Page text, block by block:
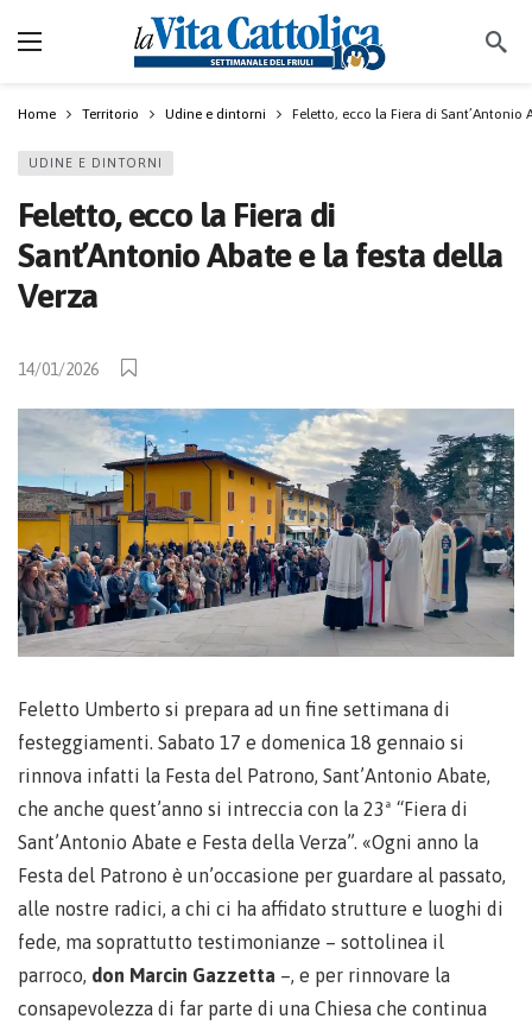
Home Territorio Udine e dintorni Feletto, ecco la Fiera di Sant’Antonio
UDINE E DINTORNI
Feletto, ecco la Fiera di
Sant’Antonio Abate e la festa della
Verza
14/01/2026
Feletto Umberto si prepara ad un fine settimana di
festeggiamenti. Sabato 17 e domenica 18 gennaio si
rinnova infatti la Festa del Patrono, Sant’Antonio Abate,
che anche quest’anno si intreccia con la 23ª “Fiera di
Sant’Antonio Abate e Festa della Verza”. «Ogni anno la
Festa del Patrono è un’occasione per guardare al passato,
alle nostre radici, a chi ci ha affidato strutture e luoghi di
fede, ma soprattutto testimonianze – sottolinea il
parroco, don Marcin Gazzetta –, e per rinnovare la
consapevolezza di far parte di una Chiesa che continua